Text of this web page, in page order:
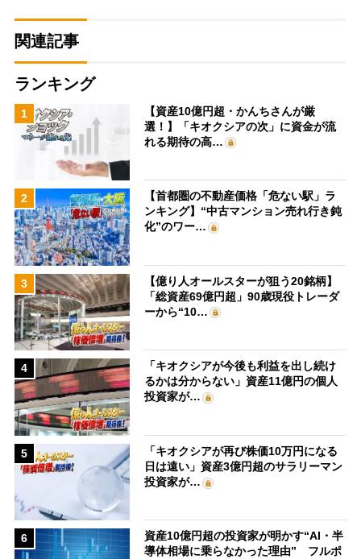
関連記事
ランキング
1
【資産10億円超・かんちさんが厳
選！】「キオクシアの次」に資金が流
れる期待の高…
2
【首都圏の不動産価格「危ない駅」ラ
ンキング】“中古マンション売れ行き鈍
化”のワー…
3
【億り人オールスターが狙う20銘柄】
「総資産69億円超」90歳現役トレーダ
ーから“10…
4
「キオクシアが今後も利益を出し続け
るかは分からない」資産11億円の個人
投資家が…
5
「キオクシアが再び株価10万円になる
日は遠い」資産3億円超のサラリーマン
投資家が…
6
資産10億円超の投資家が明かす“AI・半
導体相場に乗らなかった理由” フルポ